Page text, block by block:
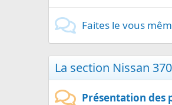
Faites le vous
La section Nissan
Présentation des